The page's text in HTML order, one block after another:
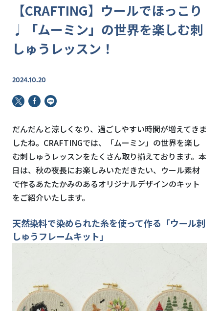
【CRAFTING】ウールでほっこり
♩「ムーミン」の世界を楽しむ刺
しゅうレッスン！
2024.10.20
だんだんと涼しくなり、過ごしやすい時間が増えてきま
したね。CRAFTINGでは、「ムーミン」の世界を楽し
む刺しゅうレッスンをたくさん取り揃えております。本
日は、秋の夜長にお楽しみいただきたい、ウール素材
で作るあたたかみのあるオリジナルデザインのキット
をご紹介いたします。
天然染料で染められた糸を使って作る「ウール刺
しゅうフレームキット」